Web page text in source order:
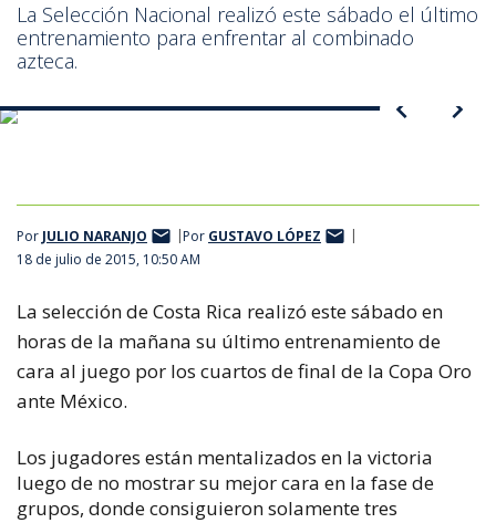
La Selección Nacional realizó este sábado el último
entrenamiento para enfrentar al combinado
azteca.
enfrentar a México.
Por JULIO NARANJO Por GUSTAVO LÓPEZ
18 de julio de 2015, 10:50 AM
La selección de Costa Rica realizó este sábado en
horas de la mañana su último entrenamiento de
cara al juego por los cuartos de final de la Copa Oro
ante México.
Los jugadores están mentalizados en la victoria
luego de no mostrar su mejor cara en la fase de
grupos, donde consiguieron solamente tres